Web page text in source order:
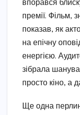
впорався
премії. Фільм,
показав, як
на епічну
енергією.
зібрала
просто кіно, а
Ще одна